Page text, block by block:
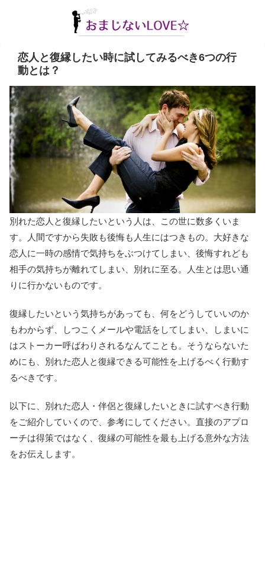
恋人と復縁したい時に試してみるべき6つの行
動とは？
別れた恋人と復縁したいという人は、この世に数多くいま
す。人間ですから失敗も後悔も人生にはつきもの。大好きな
恋人に一時の感情で気持ちをぶつけてしまい、後悔すれども
相手の気持ちが離れてしまい、別れに至る。人生とは思い通
りに行かないものです。
復縁したいという気持ちがあっても、何をどうしていいのか
もわからず、しつこくメールや電話をしてしまい、しまいに
はストーカー呼ばわりされるなんてことも。そうならないた
めにも、別れた恋人と復縁できる可能性を上げるべく行動す
るべきです。
以下に、別れた恋人・伴侶と復縁したいときに試すべき行動
をご紹介していくので、参考にしてください。直接のアプロ
ーチは得策ではなく、復縁の可能性を最も上げる意外な方法
をお伝えします。